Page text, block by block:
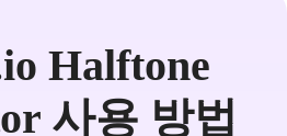
Halftone
사용 방법